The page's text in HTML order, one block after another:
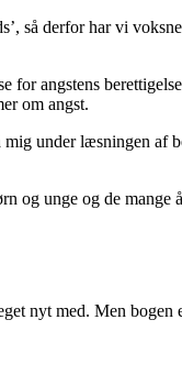
så derfor har vi
angstens
om angst.
under læsningen
unge og de mange
nyt med. Men